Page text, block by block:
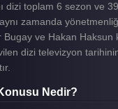
dizi toplam 6 sezon ve
zamanda
Bugay ve Hakan Haksun
dizi televizyon
Nedir?